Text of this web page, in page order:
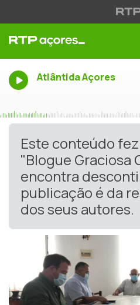
Atlântida Açores
Este conteúdo
"Blogue Graciosa
encontra
publicação é da
dos seus autores.